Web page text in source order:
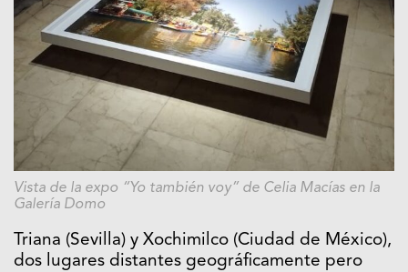
Vista de la expo “Yo también voy” de Celia Macías en la
Galería Domo
Triana (Sevilla) y Xochimilco (Ciudad de México),
dos lugares distantes geográficamente pero